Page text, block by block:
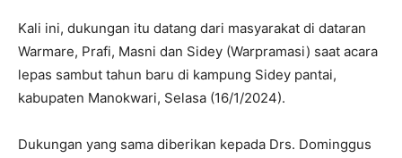
Kali ini, dukungan itu datang dari masyarakat di dataran
Warmare, Prafi, Masni dan Sidey (Warpramasi) saat acara
lepas sambut tahun baru di kampung Sidey pantai,
kabupaten Manokwari, Selasa (16/1/2024).
Dukungan yang sama diberikan kepada Drs. Dominggus